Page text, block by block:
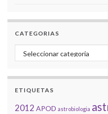
CATEGORIAS
Categorias
ETIQUETAS
2012 APOD astrobiologia